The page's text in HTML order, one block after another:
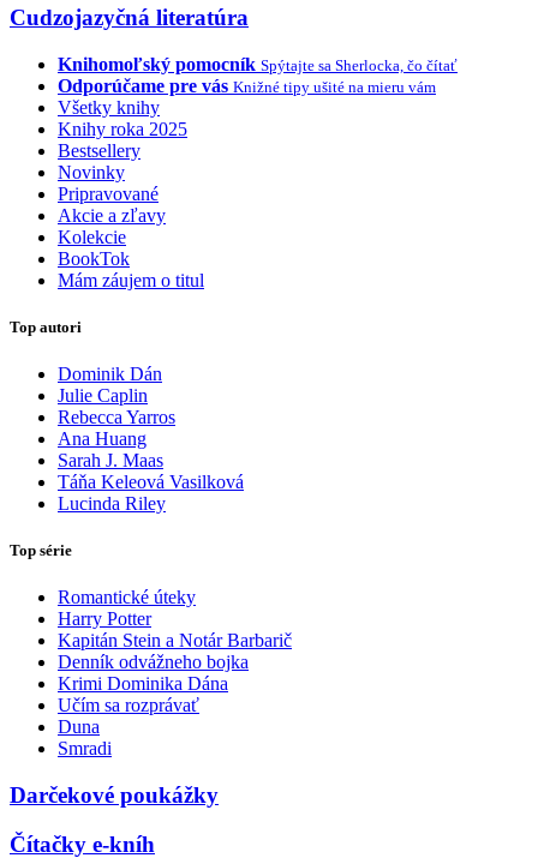
Cudzojazyčná literatúra
Knihomoľský pomocník Spýtajte sa Sherlocka, čo čítať
Odporúčame pre vás Knižné tipy ušité na mieru vám
Všetky knihy
Knihy roka 2025
Bestsellery
Novinky
Pripravované
Akcie a zľavy
Kolekcie
BookTok
Mám záujem o titul
Top autori
Dominik Dán
Julie Caplin
Rebecca Yarros
Ana Huang
Sarah J. Maas
Táňa Keleová Vasilková
Lucinda Riley
Top série
Romantické úteky
Harry Potter
Kapitán Stein a Notár Barbarič
Denník odvážneho bojka
Krimi Dominika Dána
Učím sa rozprávať
Duna
Smradi
Darčekové poukážky
Čítačky e-kníh